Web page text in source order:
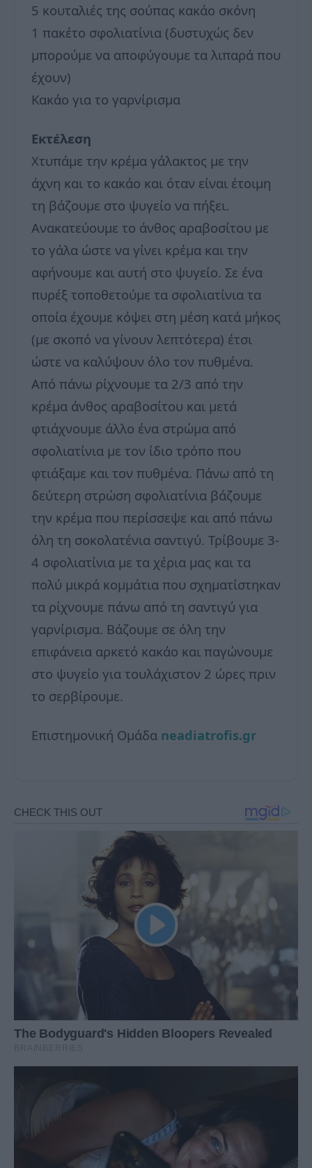
5 κουταλιές της σούπας κακάο σκόνη
1 πακέτο σφολιατίνια (δυστυχώς δεν
μπορούμε να αποφύγουμε τα λιπαρά που
έχουν)
Κακάο για το γαρνίρισμα
Εκτέλεση
Χτυπάμε την κρέμα γάλακτος με την
άχνη και το κακάο και όταν είναι έτοιμη
τη βάζουμε στο ψυγείο να πήξει.
Ανακατεύουμε το άνθος αραβοσίτου με
το γάλα ώστε να γίνει κρέμα και την
αφήνουμε και αυτή στο ψυγείο. Σε ένα
πυρέξ τοποθετούμε τα σφολιατίνια τα
οποία έχουμε κόψει στη μέση κατά μήκος
(με σκοπό να γίνουν λεπτότερα) έτσι
ώστε να καλύψουν όλο τον πυθμένα.
Από πάνω ρίχνουμε τα 2/3 από την
κρέμα άνθος αραβοσίτου και μετά
φτιάχνουμε άλλο ένα στρώμα από
σφολιατίνια με τον ίδιο τρόπο που
φτιάξαμε και τον πυθμένα. Πάνω από τη
δεύτερη στρώση σφολιατίνια βάζουμε
την κρέμα που περίσσεψε και από πάνω
όλη τη σοκολατένια σαντιγύ. Τρίβουμε 3-
4 σφολιατίνια με τα χέρια μας και τα
πολύ μικρά κομμάτια που σχηματίστηκαν
τα ρίχνουμε πάνω από τη σαντιγύ για
γαρνίρισμα. Βάζουμε σε όλη την
επιφάνεια αρκετό κακάο και παγώνουμε
στο ψυγείο για τουλάχιστον 2 ώρες πριν
το σερβίρουμε.
Επιστημονική Ομάδα neadiatrofis.gr